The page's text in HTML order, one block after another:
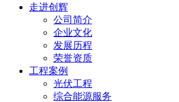
走进创辉
公司简介
企业文化
发展历程
荣誉资质
工程案例
光伏工程
综合能源服务